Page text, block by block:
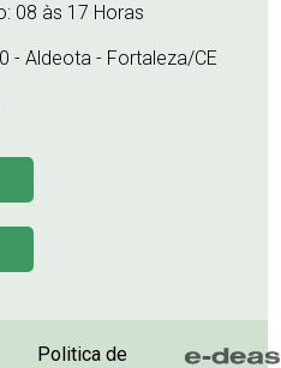
08 às 17 Horas
- Aldeota - Fortaleza/CE
Politica de